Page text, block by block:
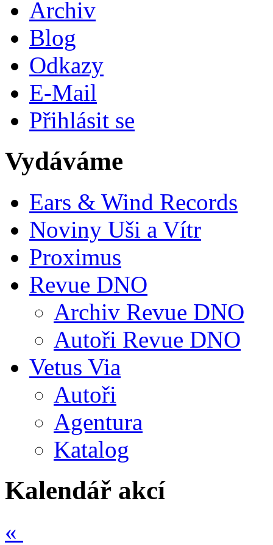
Archiv
Blog
Odkazy
E-Mail
Přihlásit se
Vydáváme
Ears & Wind Records
Noviny Uši a Vítr
Proximus
Revue DNO
Archiv Revue DNO
Autoři Revue DNO
Vetus Via
Autoři
Agentura
Katalog
Kalendář akcí
«